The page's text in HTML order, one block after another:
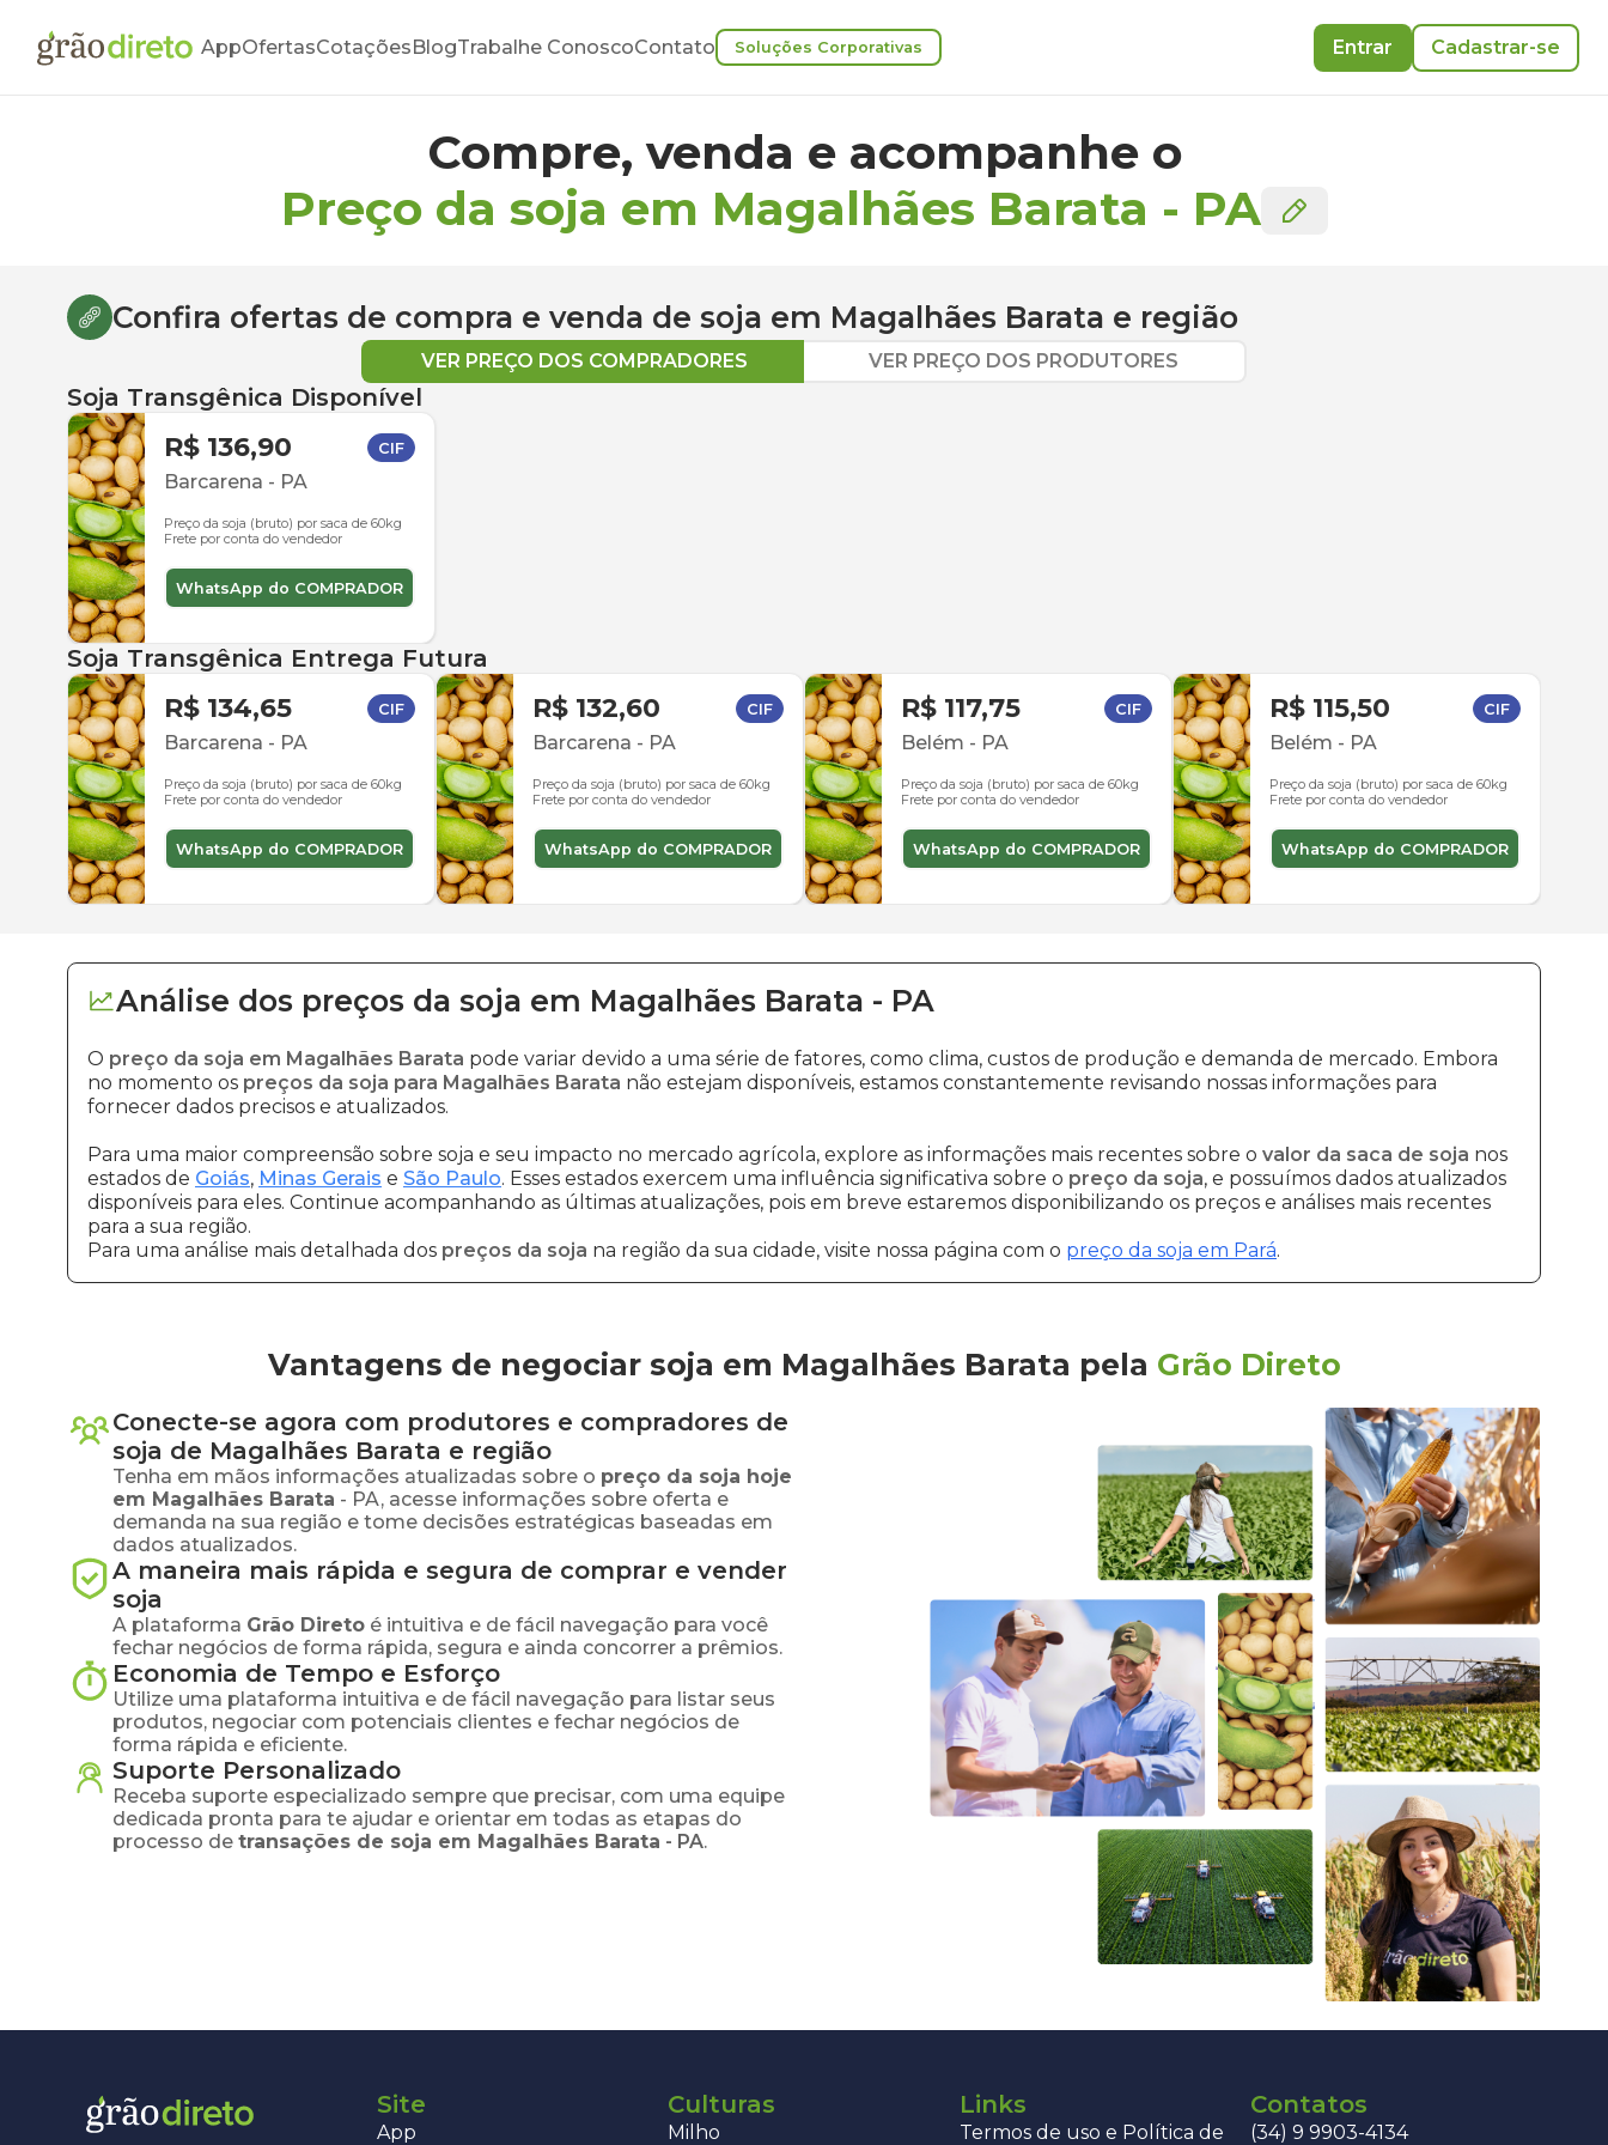
AppOfertasCotaçõesBlogTrabalhe ConoscoContato Soluções Corporativas Entrar Cadastrar-se
Compre, venda e acompanhe o
Preço da soja em Magalhães Barata - PA
Confira ofertas de compra e venda de soja em Magalhães Barata e região
VER PREÇO DOS COMPRADORES VER PREÇO DOS PRODUTORES
Soja Transgênica Disponível
R$ 136,90 CIF
Barcarena - PA
Preço da soja (bruto) por saca de 60kg
Frete por conta do vendedor
WhatsApp do COMPRADOR
Soja Transgênica Entrega Futura
R$ 134,65 CIF
Barcarena - PA
Preço da soja (bruto) por saca de 60kg
Frete por conta do vendedor
WhatsApp do COMPRADOR
R$ 132,60 CIF
Barcarena - PA
Preço da soja (bruto) por saca de 60kg
Frete por conta do vendedor
WhatsApp do COMPRADOR
R$ 117,75 CIF
Belém - PA
Preço da soja (bruto) por saca de 60kg
Frete por conta do vendedor
WhatsApp do COMPRADOR
R$ 115,50 CIF
Belém - PA
Preço da soja (bruto) por saca de 60kg
Frete por conta do vendedor
WhatsApp do COMPRADOR
Análise dos preços da soja em Magalhães Barata - PA
O preço da soja em Magalhães Barata pode variar devido a uma série de fatores, como clima, custos de produção e demanda de mercado. Embora
no momento os preços da soja para Magalhães Barata não estejam disponíveis, estamos constantemente revisando nossas informações para
fornecer dados precisos e atualizados.
Para uma maior compreensão sobre soja e seu impacto no mercado agrícola, explore as informações mais recentes sobre o valor da saca de soja nos
estados de Goiás, Minas Gerais e São Paulo. Esses estados exercem uma influência significativa sobre o preço da soja, e possuímos dados atualizados
disponíveis para eles. Continue acompanhando as últimas atualizações, pois em breve estaremos disponibilizando os preços e análises mais recentes
para a sua região.
Para uma análise mais detalhada dos preços da soja na região da sua cidade, visite nossa página com o preço da soja em Pará.
Vantagens de negociar soja em Magalhães Barata pela Grão Direto
Conecte-se agora com produtores e compradores de
soja de Magalhães Barata e região
Tenha em mãos informações atualizadas sobre o preço da soja hoje
em Magalhães Barata - PA, acesse informações sobre oferta e
demanda na sua região e tome decisões estratégicas baseadas em
dados atualizados.
A maneira mais rápida e segura de comprar e vender
soja
A plataforma Grão Direto é intuitiva e de fácil navegação para você
fechar negócios de forma rápida, segura e ainda concorrer a prêmios.
Economia de Tempo e Esforço
Utilize uma plataforma intuitiva e de fácil navegação para listar seus
produtos, negociar com potenciais clientes e fechar negócios de
forma rápida e eficiente.
Suporte Personalizado
Receba suporte especializado sempre que precisar, com uma equipe
dedicada pronta para te ajudar e orientar em todas as etapas do
processo de transações de soja em Magalhães Barata - PA.
Site
App
Culturas
Milho
Links
Termos de uso e Política de
Contatos
(34) 9 9903-4134